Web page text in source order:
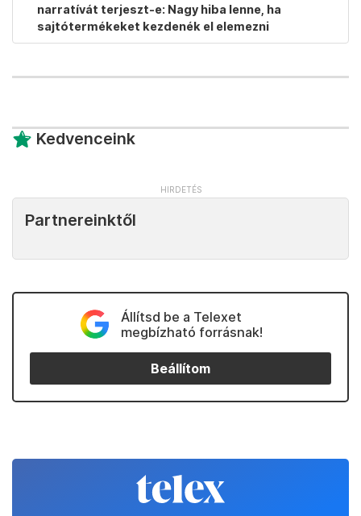
narratívát terjeszt-e: Nagy hiba lenne, ha
sajtótermékeket kezdenék el elemezni
Kedvenceink
Partnereinktől
Állítsd be a Telexet
megbízható forrásnak!
Beállítom